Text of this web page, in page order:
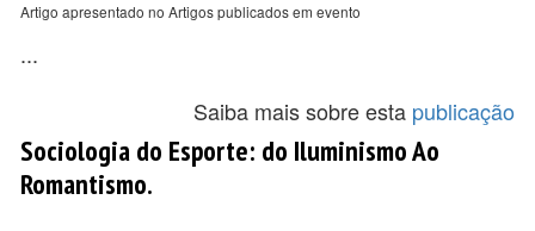
Artigo apresentado no Artigos publicados em evento
...
Saiba mais sobre esta publicação
Sociologia do Esporte: do Iluminismo Ao
Romantismo.